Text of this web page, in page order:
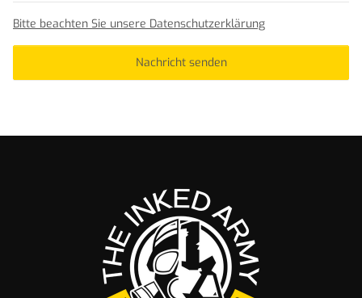
Bitte beachten Sie unsere Datenschutzerklärung
Nachricht senden